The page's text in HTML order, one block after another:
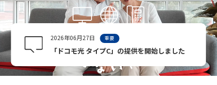
2026年06月27日 重要
「ドコモ光 タイプC」の提供を開始しました